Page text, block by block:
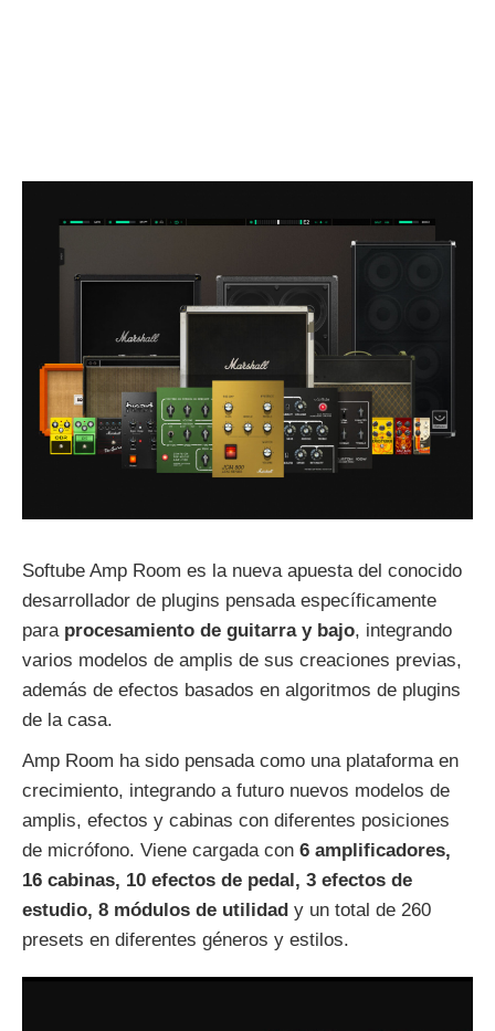
Softube Amp Room es la nueva apuesta del conocido
desarrollador de plugins pensada específicamente
para procesamiento de guitarra y bajo, integrando
varios modelos de amplis de sus creaciones previas,
además de efectos basados en algoritmos de plugins
de la casa.
Amp Room ha sido pensada como una plataforma en
crecimiento, integrando a futuro nuevos modelos de
amplis, efectos y cabinas con diferentes posiciones
de micrófono. Viene cargada con 6 amplificadores,
16 cabinas, 10 efectos de pedal, 3 efectos de
estudio, 8 módulos de utilidad y un total de 260
presets en diferentes géneros y estilos.